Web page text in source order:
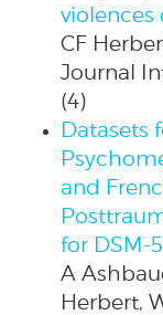
violences
CF
Journal
(4)
Datasets
and
for DSM-
A
Herbert,